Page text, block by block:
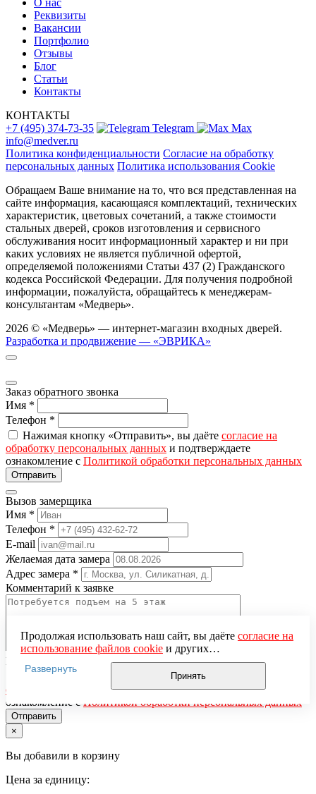
Реквизиты
Вакансии
Портфолио
Отзывы
Блог
Статьи
Контакты
КОНТАКТЫ
+7 (495) 374-73-35
Telegram
Max
info@medver.ru
Политика конфиденциальности Согласие на обработку
персональных данных Политика использования Cookie
Обращаем Ваше внимание на то, что вся представленная на
сайте информация, касающаяся комплектаций, технических
характеристик, цветовых сочетаний, а также стоимости
стальных дверей, сроков изготовления и сервисного
обслуживания носит информационный характер и ни при
каких условиях не является публичной офертой,
определяемой положениями Статьи 437 (2) Гражданского
кодекса Российской Федерации. Для получения подробной
информации, пожалуйста, обращайтесь к менеджерам-
консультантам «Медверь».
2026 © «Медверь» — интернет-магазин входных дверей.
Разработка и продвижение — «ЭВРИКА»
Заказ обратного звонка
Имя *
Телефон *
Нажимая кнопку «Отправить», вы даёте согласие на
обработку персональных данных и подтверждаете
ознакомление с Политикой обработки персональных данных
Вызов замерщика
Имя *
Телефон *
E-mail
Желаемая дата замера
Адрес замера *
Комментарий к заявке
Понравившаяся модель
Нажимая кнопку «Отправить», вы даёте
обработку персональных данныхи подтверждаете
ознакомление с Политикой обработки персональных данных
Продолжая использовать наш сайт, вы даёте согласие на
использование файлов cookieи других
пользовательских данных (включая IP-адрес, сведения о
местоположении, устройстве, действиях на сайте и т. п.)
для функционирования сайта, проведения
использования систем аналитики (например,
Яндекс.Метрика), в соответствии с нашей
Если вы не хотите, чтобы ваши данные обрабатывались,
настройте ограничения в браузере или покиньте сайт.
Развернуть
Принять
×
Вы добавили в корзину
Цена за единицу: